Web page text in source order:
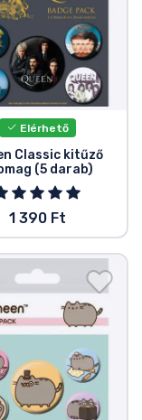
Elérhető
Classic kitűző
(5 darab)
1 390 Ft